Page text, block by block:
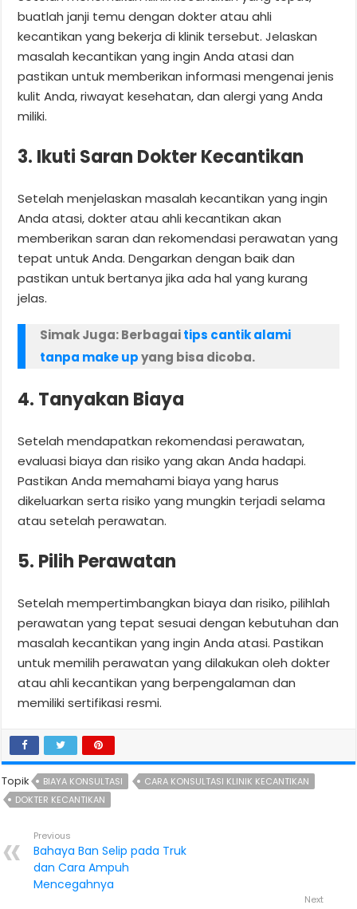
buatlah janji temu dengan dokter atau ahli
kecantikan yang bekerja di klinik tersebut. Jelaskan
masalah kecantikan yang ingin Anda atasi dan
pastikan untuk memberikan informasi mengenai jenis
kulit Anda, riwayat kesehatan, dan alergi yang Anda
miliki.
3. Ikuti Saran Dokter Kecantikan
Setelah menjelaskan masalah kecantikan yang ingin
Anda atasi, dokter atau ahli kecantikan akan
memberikan saran dan rekomendasi perawatan yang
tepat untuk Anda. Dengarkan dengan baik dan
pastikan untuk bertanya jika ada hal yang kurang
jelas.
Simak Juga: Berbagaitips cantik alami
tanpa make upyang bisa dicoba.
4. Tanyakan Biaya
Setelah mendapatkan rekomendasi perawatan,
evaluasi biaya dan risiko yang akan Anda hadapi.
Pastikan Anda memahami biaya yang harus
dikeluarkan serta risiko yang mungkin terjadi selama
atau setelah perawatan.
5. Pilih Perawatan
Setelah mempertimbangkan biaya dan risiko, pilihlah
perawatan yang tepat sesuai dengan kebutuhan dan
masalah kecantikan yang ingin Anda atasi. Pastikan
untuk memilih perawatan yang dilakukan oleh dokter
atau ahli kecantikan yang berpengalaman dan
memiliki sertifikasi resmi.
Topik BIAYA KONSULTASI
CARA KONSULTASI KLINIK KECANTIKAN
DOKTER KECANTIKAN
Previous
Bahaya Ban Selip pada Truk
dan Cara Ampuh
Mencegahnya
Next